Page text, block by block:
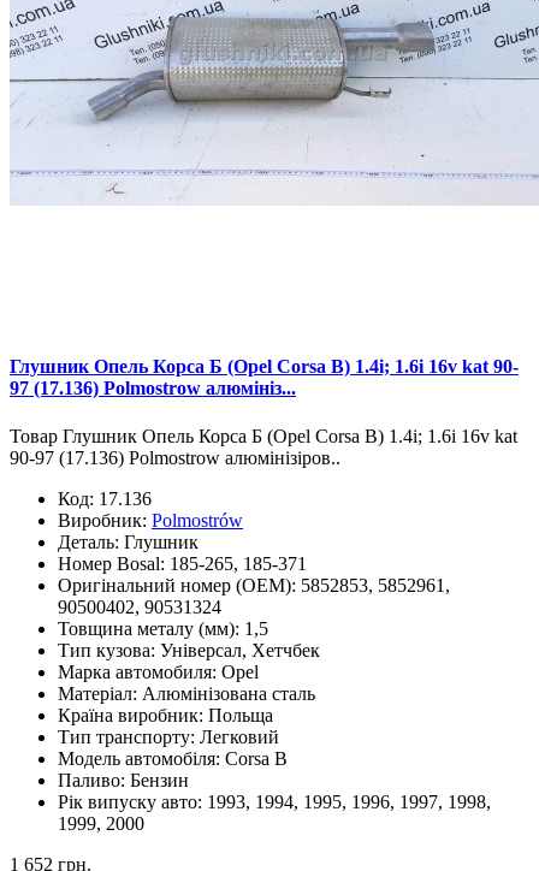
Глушник Опель Корса Б (Opel Corsa B) 1.4i; 1.6i 16v kat 90-
97 (17.136) Polmostrow алюмініз...
Товар Глушник Опель Корса Б (Opel Corsa B) 1.4i; 1.6i 16v kat
90-97 (17.136) Polmostrow алюмінізіров..
Код: 17.136
Виробник: Polmostrów
Деталь: Глушник
Номер Bosal: 185-265, 185-371
Оригінальний номер (OEM): 5852853, 5852961,
90500402, 90531324
Товщина металу (мм): 1,5
Тип кузова: Універсал, Хетчбек
Марка автомобиля: Opel
Матеріал: Алюмінізована сталь
Країна виробник: Польща
Тип транспорту: Легковий
Модель автомобіля: Corsa B
Паливо: Бензин
Рік випуску авто: 1993, 1994, 1995, 1996, 1997, 1998,
1999, 2000
1 652 грн.